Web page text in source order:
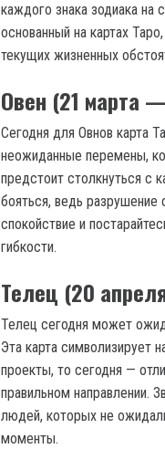
каждого знака зодиака на
основанный на картах
текущих жизненных
Овен (21 марта
Сегодня для Овнов карта
неожиданные перемены,
предстоит столкнуться с
бояться, ведь разрушение
спокойствие и
гибкости.
Телец (20
Телец сегодня может
Эта карта символизирует
проекты, то сегодня —
правильном направлении.
людей, которых не
моменты.